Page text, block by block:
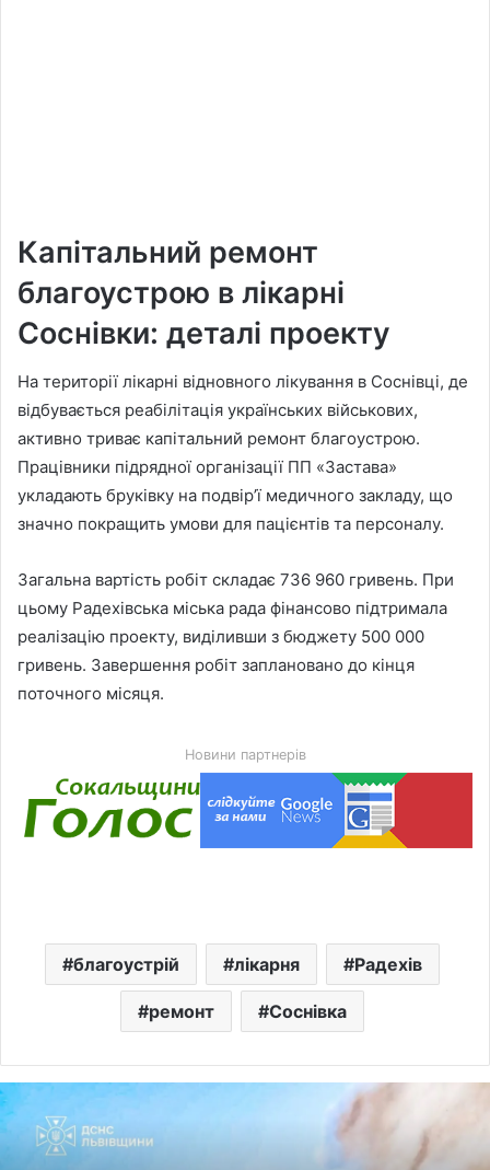
Капітальний ремонт
благоустрою в лікарні
Соснівки: деталі проекту
На території лікарні відновного лікування в Соснівці, де
відбувається реабілітація українських військових,
активно триває капітальний ремонт благоустрою.
Працівники підрядної організації ПП «Застава»
укладають бруківку на подвір’ї медичного закладу, що
значно покращить умови для пацієнтів та персоналу.
Загальна вартість робіт складає 736 960 гривень. При
цьому Радехівська міська рада фінансово підтримала
реалізацію проекту, виділивши з бюджету 500 000
гривень. Завершення робіт заплановано до кінця
поточного місяця.
Новини партнерів
благоустрій лікарня Радехів
ремонт Соснівка